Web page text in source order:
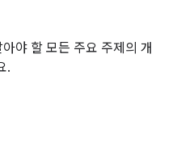
야 할 모든 주요 주제의 개
.